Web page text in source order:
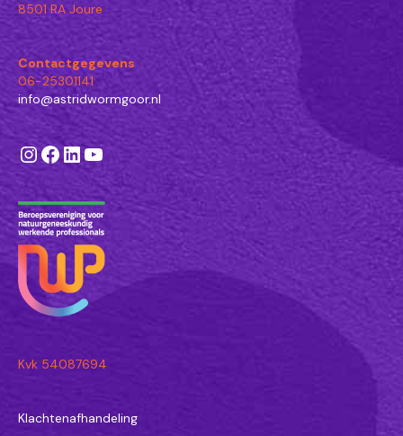
8501 RA Joure
Contactgegevens
06-25301141
info@astridwormgoor.nl
Instagram
Facebook
LinkedIn
YouTube
Kvk 54087694
Klachtenafhandeling